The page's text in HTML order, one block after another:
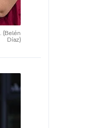
(Belén
Díaz)